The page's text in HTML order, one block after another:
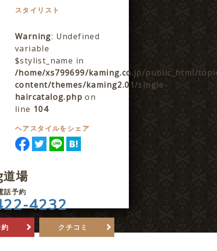
スタイリスト
Warning: Undefined
variable
$stylist_name in
/home/xs799699/kaming.co.jp/public_html/
content/themes/kaming2.01/single-
haircatalog.php on
line 104
ヘアスタイルをシェア
場
話予約
4232
クチコミ